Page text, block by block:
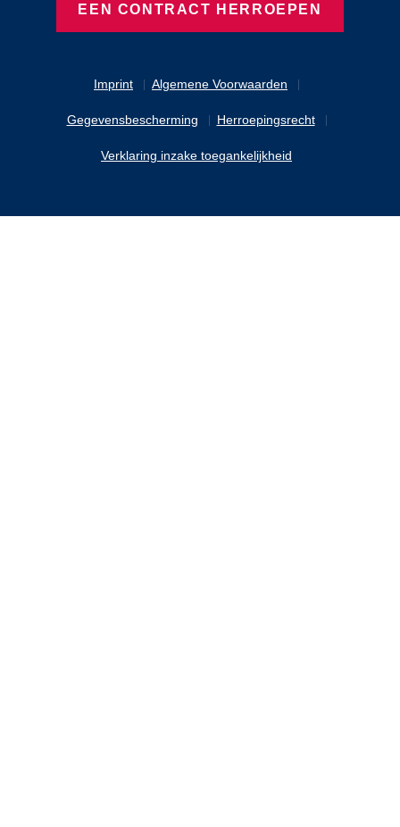
Imprint Algemene Voorwaarden
Gegevensbescherming Herroepingsrecht
Verklaring inzake toegankelijkheid
EEN CONTRACT HERROEPEN